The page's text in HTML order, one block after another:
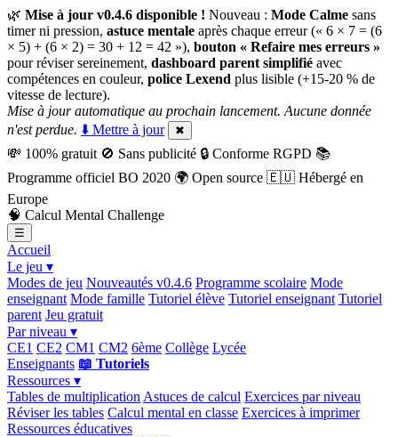
🌿 Mise à jour v0.4.6 disponible ! Nouveau : Mode Calme sans
timer ni pression, astuce mentale après chaque erreur (« 6 × 7 = (6
× 5) + (6 × 2) = 30 + 12 = 42 »), bouton « Refaire mes erreurs »
pour réviser sereinement, dashboard parent simplifié avec
compétences en couleur, police Lexend plus lisible (+15-20 % de
vitesse de lecture).
Mise à jour automatique au prochain lancement. Aucune donnée
n'est perdue. ⬇️ Mettre à jour ✖
💸 100% gratuit 🚫 Sans publicité 🔒 Conforme RGPD 📚
Programme officiel BO 2020 🌍 Open source 🇪🇺 Hébergé en
Europe
🧠 Calcul Mental Challenge
☰
Accueil
Le jeu ▾
Modes de jeu Nouveautés v0.4.6 Programme scolaire Mode
enseignant Mode famille Tutoriel élève Tutoriel enseignant Tutoriel
parent Jeu gratuit
Par niveau ▾
CE1 CE2 CM1 CM2 6ème Collège Lycée
Enseignants 📖 Tutoriels
Ressources ▾
Tables de multiplication Astuces de calcul Exercices par niveau
Réviser les tables Calcul mental en classe Exercices à imprimer
Ressources éducatives